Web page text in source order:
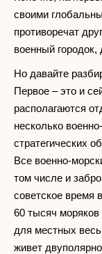
своими
противоречат
военный городок,
Но давайте
Первое – это и
располагаются
несколько
стратегических
Все военно-
том числе и
советское время
60 тысяч моряков
для местных
живет